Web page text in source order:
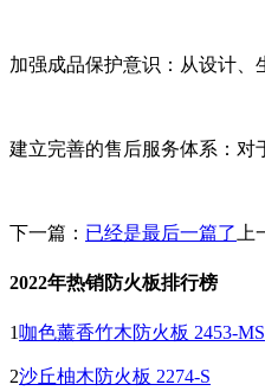
加强成品保护意识：从设计
建立完善的售后服务体系：
下一篇： 已经是最后一篇了 上
2022年热销防火板排行榜
1 咖色薰香竹木防火板 2453-MS
2沙丘柚木防火板 2274-S